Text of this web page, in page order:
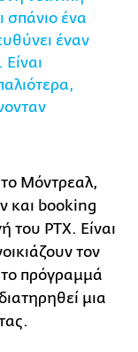
σπάνιο ένα
έναν
Μόντρεαλ,
και booking
του PTX. Είναι
τον
πρόγραμμά
μια